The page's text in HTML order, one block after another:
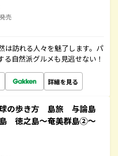
売
は訪れる人々を魅了します。パ
自然派グルメも見逃せない！
詳細を見る
の歩き方 島旅 与論島
徳之島～奄美群島②～